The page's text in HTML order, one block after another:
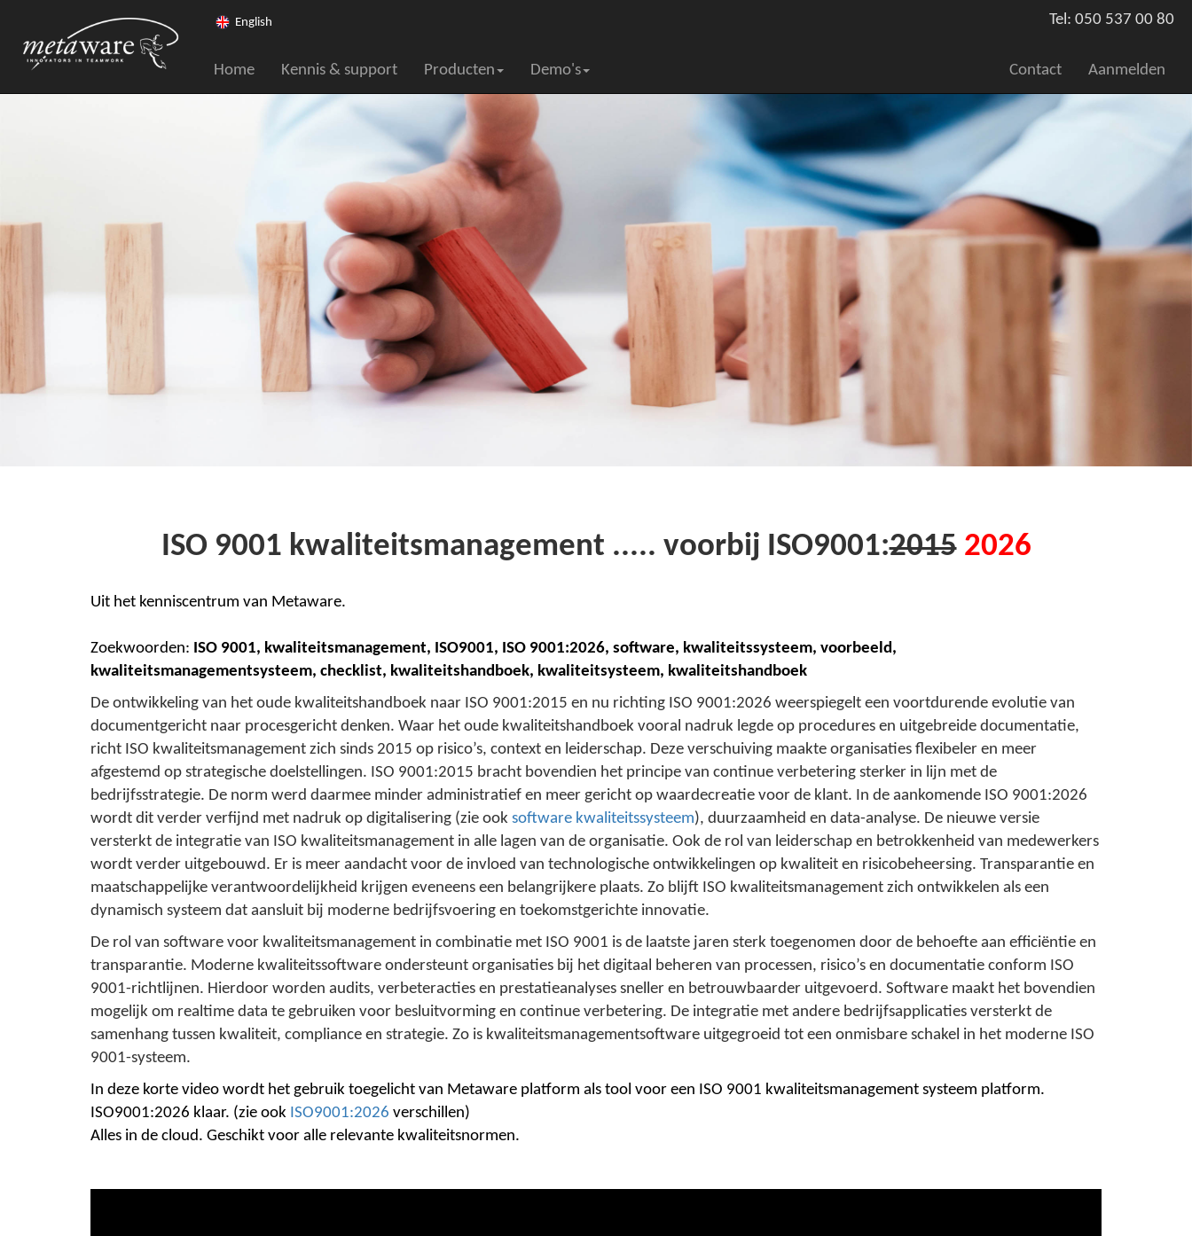
English Tel: 050 537 00 80
Home Kennis & support Producten Demo's Contact Aanmelden
ISO 9001 kwaliteitsmanagement ..... voorbij ISO9001:2015 2026
Uit het kenniscentrum van Metaware.
Zoekwoorden: ISO 9001, kwaliteitsmanagement, ISO9001, ISO 9001:2026, software, kwaliteitssysteem, voorbeeld,
kwaliteitsmanagementsysteem, checklist, kwaliteitshandboek, kwaliteitsysteem, kwaliteitshandboek
De ontwikkeling van het oude kwaliteitshandboek naar ISO 9001:2015 en nu richting ISO 9001:2026 weerspiegelt een voortdurende evolutie van
documentgericht naar procesgericht denken. Waar het oude kwaliteitshandboek vooral nadruk legde op procedures en uitgebreide documentatie,
richt ISO kwaliteitsmanagement zich sinds 2015 op risico’s, context en leiderschap. Deze verschuiving maakte organisaties flexibeler en meer
afgestemd op strategische doelstellingen. ISO 9001:2015 bracht bovendien het principe van continue verbetering sterker in lijn met de
bedrijfsstrategie. De norm werd daarmee minder administratief en meer gericht op waardecreatie voor de klant. In de aankomende ISO 9001:2026
wordt dit verder verfijnd met nadruk op digitalisering (zie ook software kwaliteitssysteem), duurzaamheid en data-analyse. De nieuwe versie
versterkt de integratie van ISO kwaliteitsmanagement in alle lagen van de organisatie. Ook de rol van leiderschap en betrokkenheid van medewerkers
wordt verder uitgebouwd. Er is meer aandacht voor de invloed van technologische ontwikkelingen op kwaliteit en risicobeheersing. Transparantie en
maatschappelijke verantwoordelijkheid krijgen eveneens een belangrijkere plaats. Zo blijft ISO kwaliteitsmanagement zich ontwikkelen als een
dynamisch systeem dat aansluit bij moderne bedrijfsvoering en toekomstgerichte innovatie.
De rol van software voor kwaliteitsmanagement in combinatie met ISO 9001 is de laatste jaren sterk toegenomen door de behoefte aan efficiëntie en
transparantie. Moderne kwaliteitssoftware ondersteunt organisaties bij het digitaal beheren van processen, risico’s en documentatie conform ISO
9001-richtlijnen. Hierdoor worden audits, verbeteracties en prestatieanalyses sneller en betrouwbaarder uitgevoerd. Software maakt het bovendien
mogelijk om realtime data te gebruiken voor besluitvorming en continue verbetering. De integratie met andere bedrijfsapplicaties versterkt de
samenhang tussen kwaliteit, compliance en strategie. Zo is kwaliteitsmanagementsoftware uitgegroeid tot een onmisbare schakel in het moderne ISO
9001-systeem.
In deze korte video wordt het gebruik toegelicht van Metaware platform als tool voor een ISO 9001 kwaliteitsmanagement systeem platform.
ISO9001:2026 klaar. (zie ook ISO9001:2026 verschillen)
Alles in de cloud. Geschikt voor alle relevante kwaliteitsnormen.